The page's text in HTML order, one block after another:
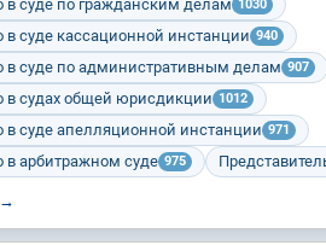
в суде по гражданским делам 1030
в суде кассационной инстанции 940
в суде по административным делам 907
в судах общей юрисдикции 1012
в суде апелляционной инстанции 971
в арбитражном суде 975
→